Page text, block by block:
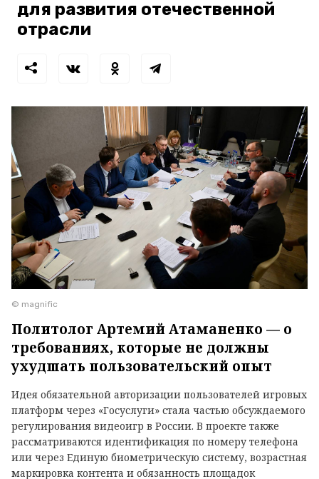
для развития отечественной
отрасли
© magnific
Политолог Артемий Атаманенко — о
требованиях, которые не должны
ухудшать пользовательский опыт
Идея обязательной авторизации пользователей игровых
платформ через «Госуслуги» стала частью обсуждаемого
регулирования видеоигр в России. В проекте также
рассматриваются идентификация по номеру телефона
или через Единую биометрическую систему, возрастная
маркировка контента и обязанность площадок